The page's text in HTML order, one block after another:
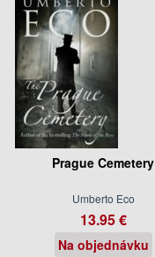
Prague Cemetery
Umberto Eco
13.95 €
Na objednávku